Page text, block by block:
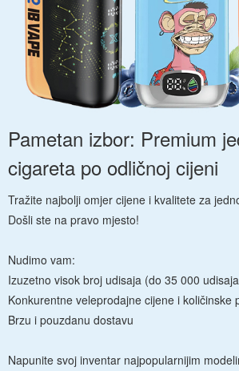
Pametan izbor: Premium
cigareta po odličnoj cijeni
Tražite najbolji omjer cijene i kvalitete za
Došli ste na pravo mjesto!
Nudimo vam:
Izuzetno visok broj udisaja (do 35 000
Konkurentne veleprodajne cijene i količinske
Brzu i pouzdanu dostavu
Napunite svoj inventar najpopularnijim